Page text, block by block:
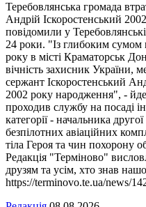
Теребовлянська громада
Андрій Іскоростенський
повідомили у
24 роки. "Із глибоким
року в місті Краматорськ
вічність захисник України,
сержант Іскоростенський
2002 року народження", -
проходив службу на посаді
категорії - начальника
безпілотних авіаційних
тіла Героя та чин похорону
Редакція "Терміново"
друзям та усім, хто знав
https://terminovo.te.ua/news/